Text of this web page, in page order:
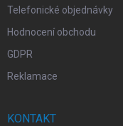
Telefonické objednávky
Hodnocení obchodu
GDPR
Reklamace
KONTAKT